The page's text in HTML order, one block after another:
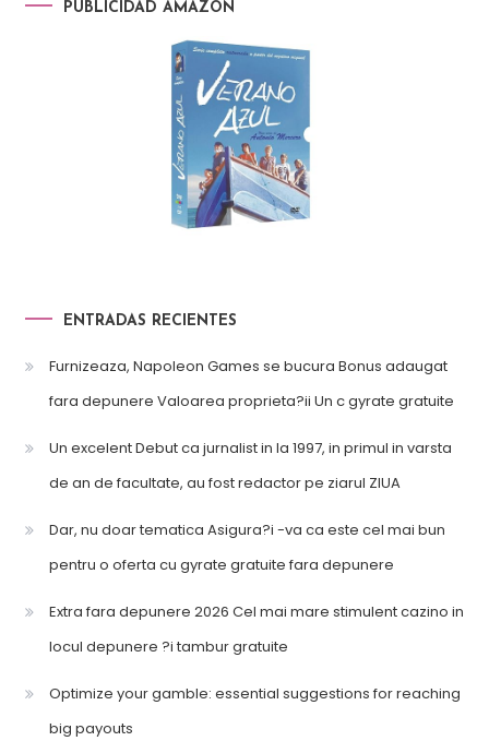
PUBLICIDAD AMAZON
ENTRADAS RECIENTES
Furnizeaza, Napoleon Games se bucura Bonus adaugat
fara depunere Valoarea proprieta?ii Un c gyrate gratuite
Un excelent Debut ca jurnalist in la 1997, in primul in varsta
de an de facultate, au fost redactor pe ziarul ZIUA
Dar, nu doar tematica Asigura?i -va ca este cel mai bun
pentru o oferta cu gyrate gratuite fara depunere
Extra fara depunere 2026 Cel mai mare stimulent cazino in
locul depunere ?i tambur gratuite
Optimize your gamble: essential suggestions for reaching
big payouts